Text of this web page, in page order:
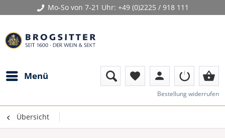
Mo-So von 7-21 Uhr: +49 (0)2225 / 918 111
Menü favorite person shopping_basket
Bestellung widerrufen
Übersicht